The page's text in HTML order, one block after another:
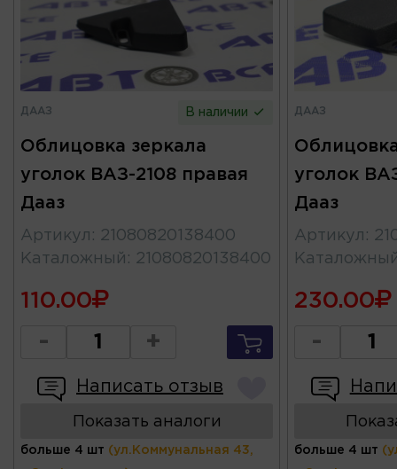
ДААЗ В наличии
Облицовка зеркала
уголок ВАЗ-2108 правая
Дааз
Артикул : 21080820138400
Каталожный : 21080820138400
110.00
- +
Написать отзыв
Показать аналоги
больше 4 шт (ул.Коммунальная 43,
ДААЗ
уголок
Дааз
Артикул :
230.00
-
больше 4 шт